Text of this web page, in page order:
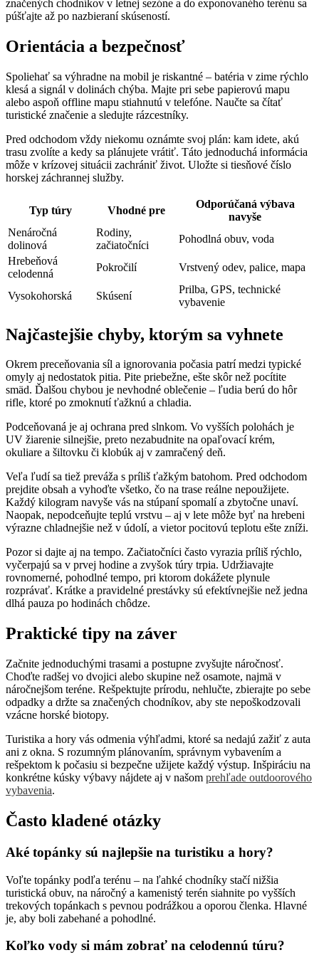
značených chodníkov v letnej sezóne a do exponovaného terénu sa
púšťajte až po nazbieraní skúseností.
Orientácia a bezpečnosť
Spoliehať sa výhradne na mobil je riskantné – batéria v zime rýchlo
klesá a signál v dolinách chýba. Majte pri sebe papierovú mapu
alebo aspoň offline mapu stiahnutú v telefóne. Naučte sa čítať
turistické značenie a sledujte rázcestníky.
Pred odchodom vždy niekomu oznámte svoj plán: kam idete, akú
trasu zvolíte a kedy sa plánujete vrátiť. Táto jednoduchá informácia
môže v krízovej situácii zachrániť život. Uložte si tiesňové číslo
horskej záchrannej služby.
Typ túry Vhodné pre
Odporúčaná výbava
navyše
Nenáročná
dolinová
Rodiny,
začiatočníci
Pohodlná obuv, voda
Hrebeňová
celodenná
Pokročilí Vrstvený odev, palice, mapa
Vysokohorská Skúsení
Prilba, GPS, technické
vybavenie
Najčastejšie chyby, ktorým sa vyhnete
Okrem preceňovania síl a ignorovania počasia patrí medzi typické
omyly aj nedostatok pitia. Pite priebežne, ešte skôr než pocítite
smäd. Ďalšou chybou je nevhodné oblečenie – ľudia berú do hôr
rifle, ktoré po zmoknutí ťažknú a chladia.
Podceňovaná je aj ochrana pred slnkom. Vo vyšších polohách je
UV žiarenie silnejšie, preto nezabudnite na opaľovací krém,
okuliare a šiltovku či klobúk aj v zamračený deň.
Veľa ľudí sa tiež preváža s príliš ťažkým batohom. Pred odchodom
prejdite obsah a vyhoďte všetko, čo na trase reálne nepoužijete.
Každý kilogram navyše vás na stúpaní spomalí a zbytočne unaví.
Naopak, nepodceňujte teplú vrstvu – aj v lete môže byť na hrebeni
výrazne chladnejšie než v údolí, a vietor pocitovú teplotu ešte zníži.
Pozor si dajte aj na tempo. Začiatočníci často vyrazia príliš rýchlo,
vyčerpajú sa v prvej hodine a zvyšok túry trpia. Udržiavajte
rovnomerné, pohodlné tempo, pri ktorom dokážete plynule
rozprávať. Krátke a pravidelné prestávky sú efektívnejšie než jedna
dlhá pauza po hodinách chôdze.
Praktické tipy na záver
Začnite jednoduchými trasami a postupne zvyšujte náročnosť.
Choďte radšej vo dvojici alebo skupine než osamote, najmä v
náročnejšom teréne. Rešpektujte prírodu, nehlučte, zbierajte po sebe
odpadky a držte sa značených chodníkov, aby ste nepoškodzovali
vzácne horské biotopy.
Turistika a hory vás odmenia výhľadmi, ktoré sa nedajú zažiť z auta
ani z okna. S rozumným plánovaním, správnym vybavením a
rešpektom k počasiu si bezpečne užijete každý výstup. Inšpiráciu na
konkrétne kúsky výbavy nájdete aj v našom prehľade outdoorového
vybavenia.
Často kladené otázky
Aké topánky sú najlepšie na turistiku a hory?
Voľte topánky podľa terénu – na ľahké chodníky stačí nižšia
turistická obuv, na náročný a kamenistý terén siahnite po vyšších
trekových topánkach s pevnou podrážkou a oporou členka. Hlavné
je, aby boli zabehané a pohodlné.
Koľko vody si mám zobrať na celodennú túru?